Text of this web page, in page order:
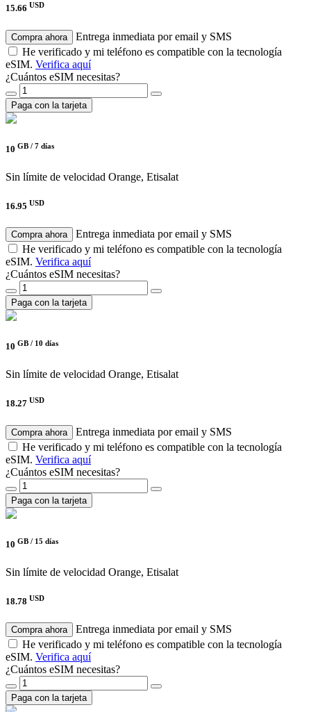
15.66 USD
Compra ahora
Entrega inmediata por email y SMS
He verificado y mi teléfono es compatible con la tecnología
eSIM. Verifica aquí
¿Cuántos eSIM necesitas?
Paga con la tarjeta
10 GB / 7 días
Sin límite de velocidad Orange, Etisalat
16.95 USD
Compra ahora
Entrega inmediata por email y SMS
He verificado y mi teléfono es compatible con la tecnología
eSIM. Verifica aquí
¿Cuántos eSIM necesitas?
Paga con la tarjeta
10 GB / 10 días
Sin límite de velocidad Orange, Etisalat
18.27 USD
Compra ahora
Entrega inmediata por email y SMS
He verificado y mi teléfono es compatible con la tecnología
eSIM. Verifica aquí
¿Cuántos eSIM necesitas?
Paga con la tarjeta
10 GB / 15 días
Sin límite de velocidad Orange, Etisalat
18.78 USD
Compra ahora
Entrega inmediata por email y SMS
He verificado y mi teléfono es compatible con la tecnología
eSIM. Verifica aquí
¿Cuántos eSIM necesitas?
Paga con la tarjeta